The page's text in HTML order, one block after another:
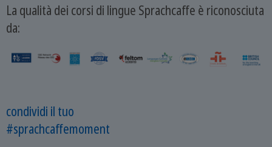
La qualità dei corsi di lingue Sprachcaffe è riconosciuta
da:
condividi il tuo
#sprachcaffemoment